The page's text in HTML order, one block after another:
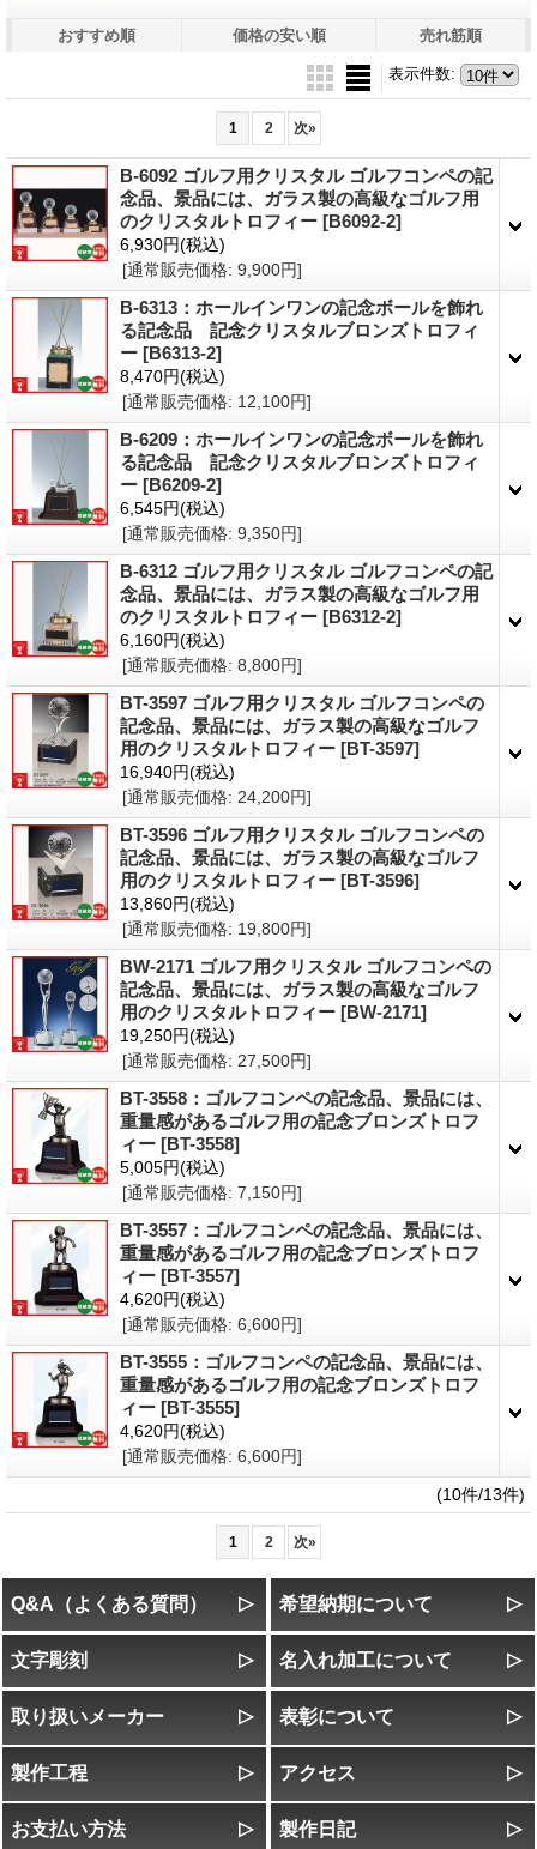
おすすめ順 価格の安い順 売れ筋順
表示件数:
1 2 次»
B-6092 ゴルフ用クリスタル ゴルフコンペの記
念品、景品には、ガラス製の高級なゴルフ用
のクリスタルトロフィー [B6092-2]
6,930円(税込)
[通常販売価格: 9,900円]
B-6313：ホールインワンの記念ボールを飾れ
る記念品 記念クリスタルブロンズトロフィ
ー [B6313-2]
8,470円(税込)
[通常販売価格: 12,100円]
B-6209：ホールインワンの記念ボールを飾れ
る記念品 記念クリスタルブロンズトロフィ
ー [B6209-2]
6,545円(税込)
[通常販売価格: 9,350円]
B-6312 ゴルフ用クリスタル ゴルフコンペの記
念品、景品には、ガラス製の高級なゴルフ用
のクリスタルトロフィー [B6312-2]
6,160円(税込)
[通常販売価格: 8,800円]
BT-3597 ゴルフ用クリスタル ゴルフコンペの
記念品、景品には、ガラス製の高級なゴルフ
用のクリスタルトロフィー [BT-3597]
16,940円(税込)
[通常販売価格: 24,200円]
BT-3596 ゴルフ用クリスタル ゴルフコンペの
記念品、景品には、ガラス製の高級なゴルフ
用のクリスタルトロフィー [BT-3596]
13,860円(税込)
[通常販売価格: 19,800円]
BW-2171 ゴルフ用クリスタル ゴルフコンペの
記念品、景品には、ガラス製の高級なゴルフ
用のクリスタルトロフィー [BW-2171]
19,250円(税込)
[通常販売価格: 27,500円]
BT-3558：ゴルフコンペの記念品、景品には、
重量感があるゴルフ用の記念ブロンズトロフ
ィー [BT-3558]
5,005円(税込)
[通常販売価格: 7,150円]
BT-3557：ゴルフコンペの記念品、景品には、
重量感があるゴルフ用の記念ブロンズトロフ
ィー [BT-3557]
4,620円(税込)
[通常販売価格: 6,600円]
BT-3555：ゴルフコンペの記念品、景品には、
重量感があるゴルフ用の記念ブロンズトロフ
ィー [BT-3555]
4,620円(税込)
[通常販売価格: 6,600円]
(10件/13件)
1 2 次»
Q&A（よくある質問） 希望納期について
文字彫刻 名入れ加工について
取り扱いメーカー 表彰について
製作工程 アクセス
お支払い方法 製作日記